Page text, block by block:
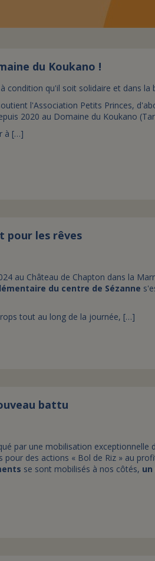
du Koukano !
condition qu'il soit solidaire et dans la
l'Association Petits Princes,
2020 au Domaine du Koukano
à […]
pour les rêves
au Château de Chapton dans la
du centre de Sézanne
tout au long de la journée, […]
battu
par une mobilisation exceptionnelle
des actions « Bol de Riz » au
se sont mobilisés à nos côtés,